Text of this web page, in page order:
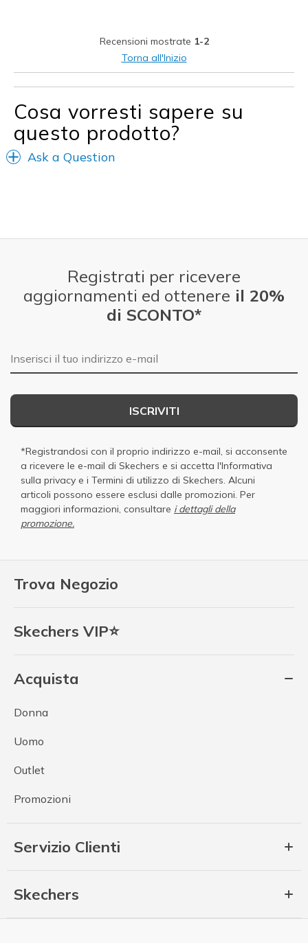
La taglia piena è troppo piccola
Ci tengo veramente molto alle
Recensioni mostrate 1-2
Torna all'Inizio
Cosa vorresti sapere su
questo prodotto?
Ask a Question
Trova Negozio
Skechers VIP⭐
Acquista
Donna
Uomo
Outlet
Promozioni
Servizio Clienti
Skechers
Registrati per ricevere
aggiornamenti ed ottenere il 20%
di SCONTO*
E-mail
ISCRIVITI
*Registrandosi con il proprio indirizzo e-mail, si acconsente
a ricevere le e-mail di Skechers e si accetta l'Informativa
sulla privacy e i Termini di utilizzo di Skechers. Alcuni
articoli possono essere esclusi dalle promozioni. Per
maggiori informazioni, consultare i dettagli della
promozione.